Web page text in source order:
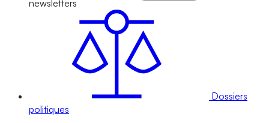
newsletters
Dossiers
politiques